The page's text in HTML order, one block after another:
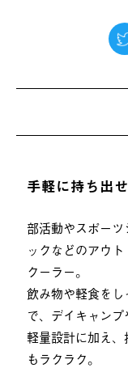
手軽に持ち出
部活動やスポー
ックなどのアウ
クーラー。
飲み物や軽食を
で、デイキャンプ
軽量設計に加え
もラクラク。